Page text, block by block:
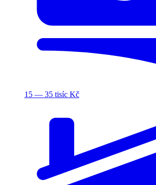
15 — 35 tisíc Kč